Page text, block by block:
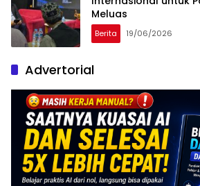
Meluas
Berita 19/06/2026
Advertorial